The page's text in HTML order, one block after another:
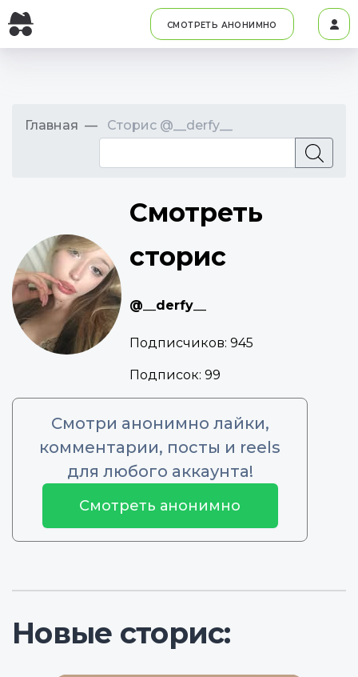
СМОТРЕТЬ АНОНИМНО
Главная Сторис @__derfy__
Смотреть
сторис
@__derfy__
Подписчиков: 945
Подписок: 99
Смотри анонимно лайки,
комментарии, посты и reels
для любого аккаунта!
Смотреть анонимно
Новые сторис: